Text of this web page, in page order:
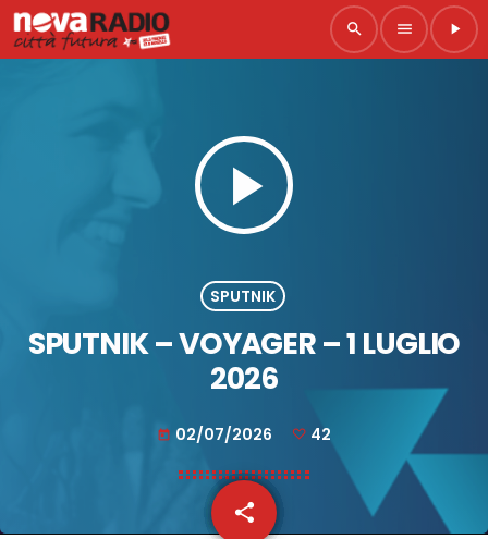
search menu play_arrow
play_arrow
SPUTNIK
SPUTNIK – VOYAGER – 1 LUGLIO
2026
today 02/07/2026 42
share
email